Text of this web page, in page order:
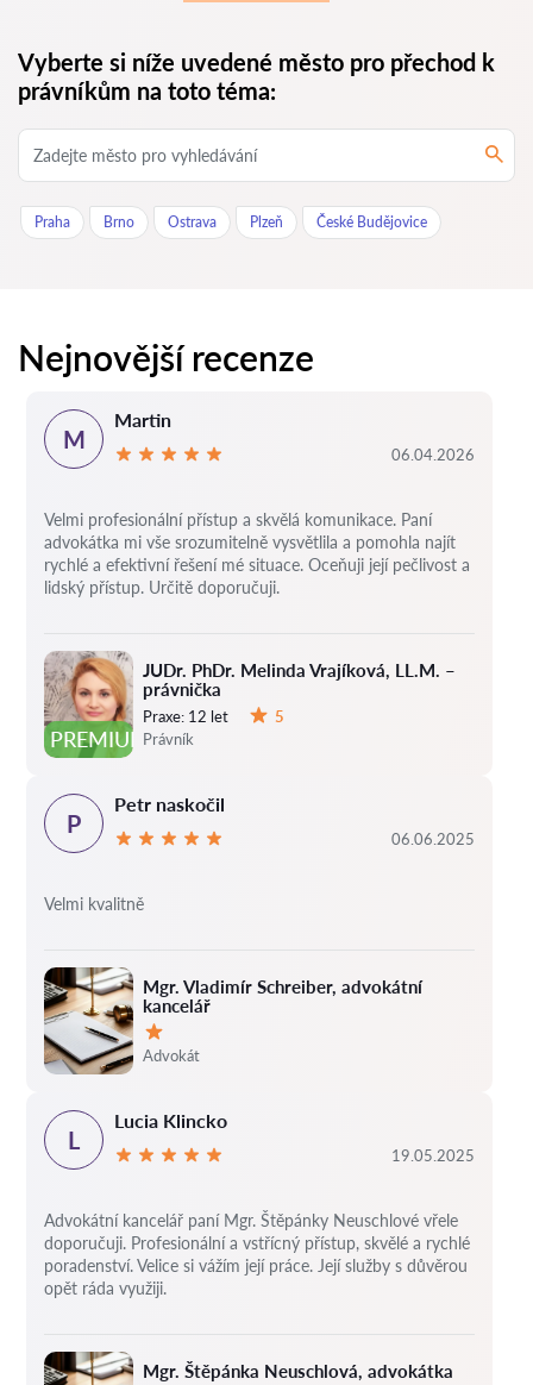
Vyberte si níže uvedené město pro přechod k
právníkům na toto téma:
Praha Brno Ostrava Plzeň České Budějovice
Nejnovější recenze
PREMIUM
JUDr. PhDr. Melinda Vrajíková, LL.M. –
právnička
Praxe: 12 let
5
Právník
M
Martin
06.04.2026
Velmi profesionální přístup a skvělá komunikace. Paní
advokátka mi vše srozumitelně vysvětlila a pomohla najít
rychlé a efektivní řešení mé situace. Oceňuji její pečlivost a
lidský přístup. Určitě doporučuji.
Mgr. Vladimír Schreiber, advokátní
kancelář
Hodnocení:
Advokát
P
Petr naskočil
06.06.2025
Velmi kvalitně
Mgr. Štěpánka Neuschlová, advokátka
L
Lucia Klincko
19.05.2025
Advokátní kancelář paní Mgr. Štěpánky Neuschlové vřele
doporučuji. Profesionální a vstřícný přístup, skvělé a rychlé
poradenství. Velice si vážím její práce. Její služby s důvěrou
opět ráda využiji.